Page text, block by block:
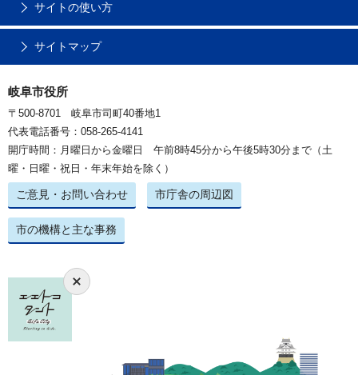
サイトの使い方
サイトマップ
岐阜市役所
〒500-8701 岐阜市司町40番地1
代表電話番号：058-265-4141
開庁時間：月曜日から金曜日 午前8時45分から午後5時30分まで（土
曜・日曜・祝日・年末年始を除く）
ご意見・お問い合わせ 市庁舎の周辺図
市の機構と主な事務